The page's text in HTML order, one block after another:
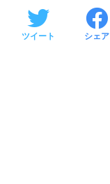
ツイート シェア